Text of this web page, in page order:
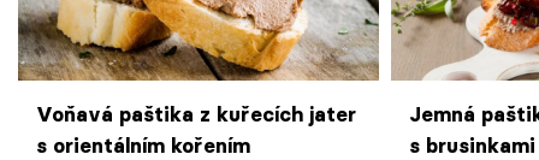
Voňavá paštika z kuřecích jater
s orientálním kořením
Jemná
s brusinkami